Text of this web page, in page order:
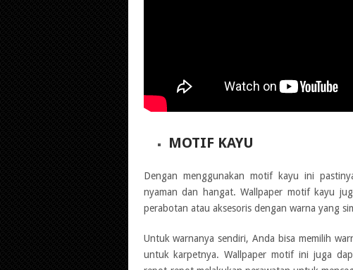
MOTIF KAYU
Dengan menggunakan motif kayu ini
nyaman dan hangat. Wallpaper motif kayu
perabotan atau aksesoris dengan warna yang
Untuk warnanya sendiri, Anda bisa memilih
untuk karpetnya. Wallpaper motif ini juga